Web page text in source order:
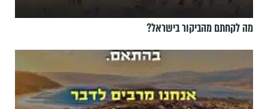
מה לקחתם מהביקור בישראל?